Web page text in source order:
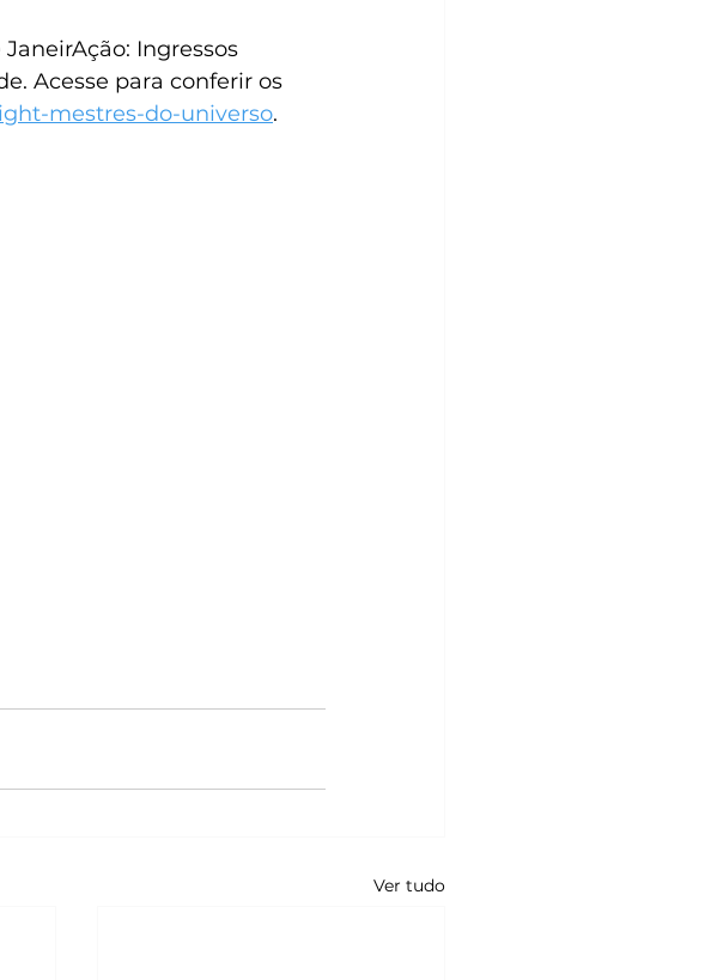
Ingressos
Acesse para conferir os
mestres-do-universo.
Ver tudo